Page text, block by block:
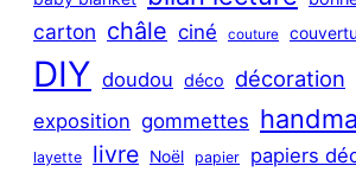
carton châle ciné couture
DIY doudou déco décoration
exposition gommettes
layette livre Noël papier papiers